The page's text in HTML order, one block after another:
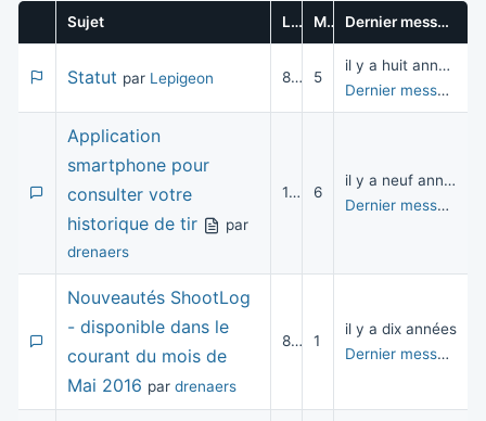
Sujet Lectures Messages Dernier message
Statut par Lepigeon 8 226 5
il y a huit années
Dernier message
Application
smartphone pour
consulter votre
historique de tir
par
drenaers
14 308 6
il y a neuf années
Dernier message
Nouveautés ShootLog
- disponible dans le
courant du mois de
Mai 2016 par drenaers
8 711 1
il y a dix années
Dernier message